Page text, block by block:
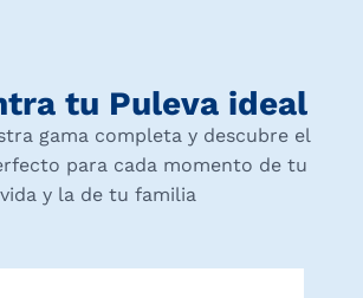
tu Puleva ideal
gama completa y descubre el
para cada momento de tu
vida y la de tu familia